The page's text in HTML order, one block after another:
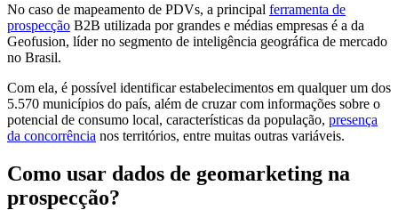
No caso de mapeamento de PDVs, a principal ferramenta de
prospecção B2B utilizada por grandes e médias empresas é a da
Geofusion, líder no segmento de inteligência geográfica de mercado
no Brasil.
Com ela, é possível identificar estabelecimentos em qualquer um dos
5.570 municípios do país, além de cruzar com informações sobre o
potencial de consumo local, características da população, presença
da concorrência nos territórios, entre muitas outras variáveis.
Como usar dados de geomarketing na
prospecção?